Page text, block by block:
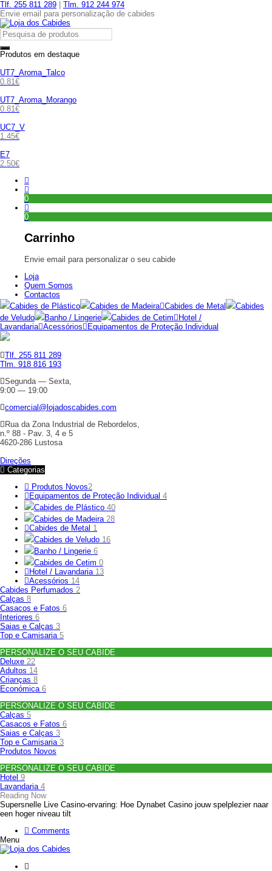
Tlf. 255 811 289
Tlm. 912 244 974
Envie email para personalização de cabides
Produtos em destaque
UT7_Aroma_Talco
0.81€
UT7_Aroma_Morango
0.81€
UC7_V
1.45€
E7
2.50€
0
0
Carrinho
Envie email para personalizar o seu cabide
Loja
Quem Somos
Contactos
Cabides de Plástico
Cabides de Madeira Cabides de Metal
Cabides
de Veludo
Banho / Lingerie Cabides de Cetim
Hotel /
Lavandaria Acessórios Equipamentos de Proteção Individual
Tlf. 255 811 289
Tlm. 918 816 193
Segunda — Sexta,
9:00 — 19:00
comercial@lojadoscabides.com
Rua da Zona Industrial de Rebordelos,
n.º 88 - Pav. 3, 4 e 5
4620-286 Lustosa
Direções
Categorias
Produtos Novos2
Equipamentos de Proteção Individual 4
Cabides de Plástico 40
Cabides de Madeira 28
Cabides de Metal 1
Cabides de Veludo 16
Banho / Lingerie 6
Cabides de Cetim 0
Hotel / Lavandaria 13
Acessórios 14
Cabides Perfumados 2
Calças 8
Casacos e Fatos 6
Interiores 6
Saias e Calças 3
Top e Camisaria 5
PERSONALIZE O SEU CABIDE
Deluxe 22
Adultos 14
Crianças 8
Económica 6
PERSONALIZE O SEU CABIDE
Calças 5
Casacos e Fatos 6
Saias e Calças 3
Top e Camisaria 3
Produtos Novos
PERSONALIZE O SEU CABIDE
Hotel 9
Lavandaria 4
Reading Now
Supersnelle Live Casino-ervaring: Hoe Dynabet Casino jouw spelplezier naar
een hoger niveau tilt
Comments
Menu